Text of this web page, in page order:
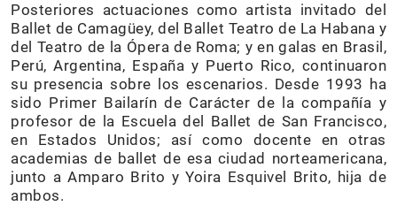
Posteriores actuaciones como artista invitado del
Ballet de Camagüey, del Ballet Teatro de La Habana y
del Teatro de la Ópera de Roma; y en galas en Brasil,
Perú, Argentina, España y Puerto Rico, continuaron
su presencia sobre los escenarios. Desde 1993 ha
sido Primer Bailarín de Carácter de la compañía y
profesor de la Escuela del Ballet de San Francisco,
en Estados Unidos; así como docente en otras
academias de ballet de esa ciudad norteamericana,
junto a Amparo Brito y Yoira Esquivel Brito, hija de
ambos.